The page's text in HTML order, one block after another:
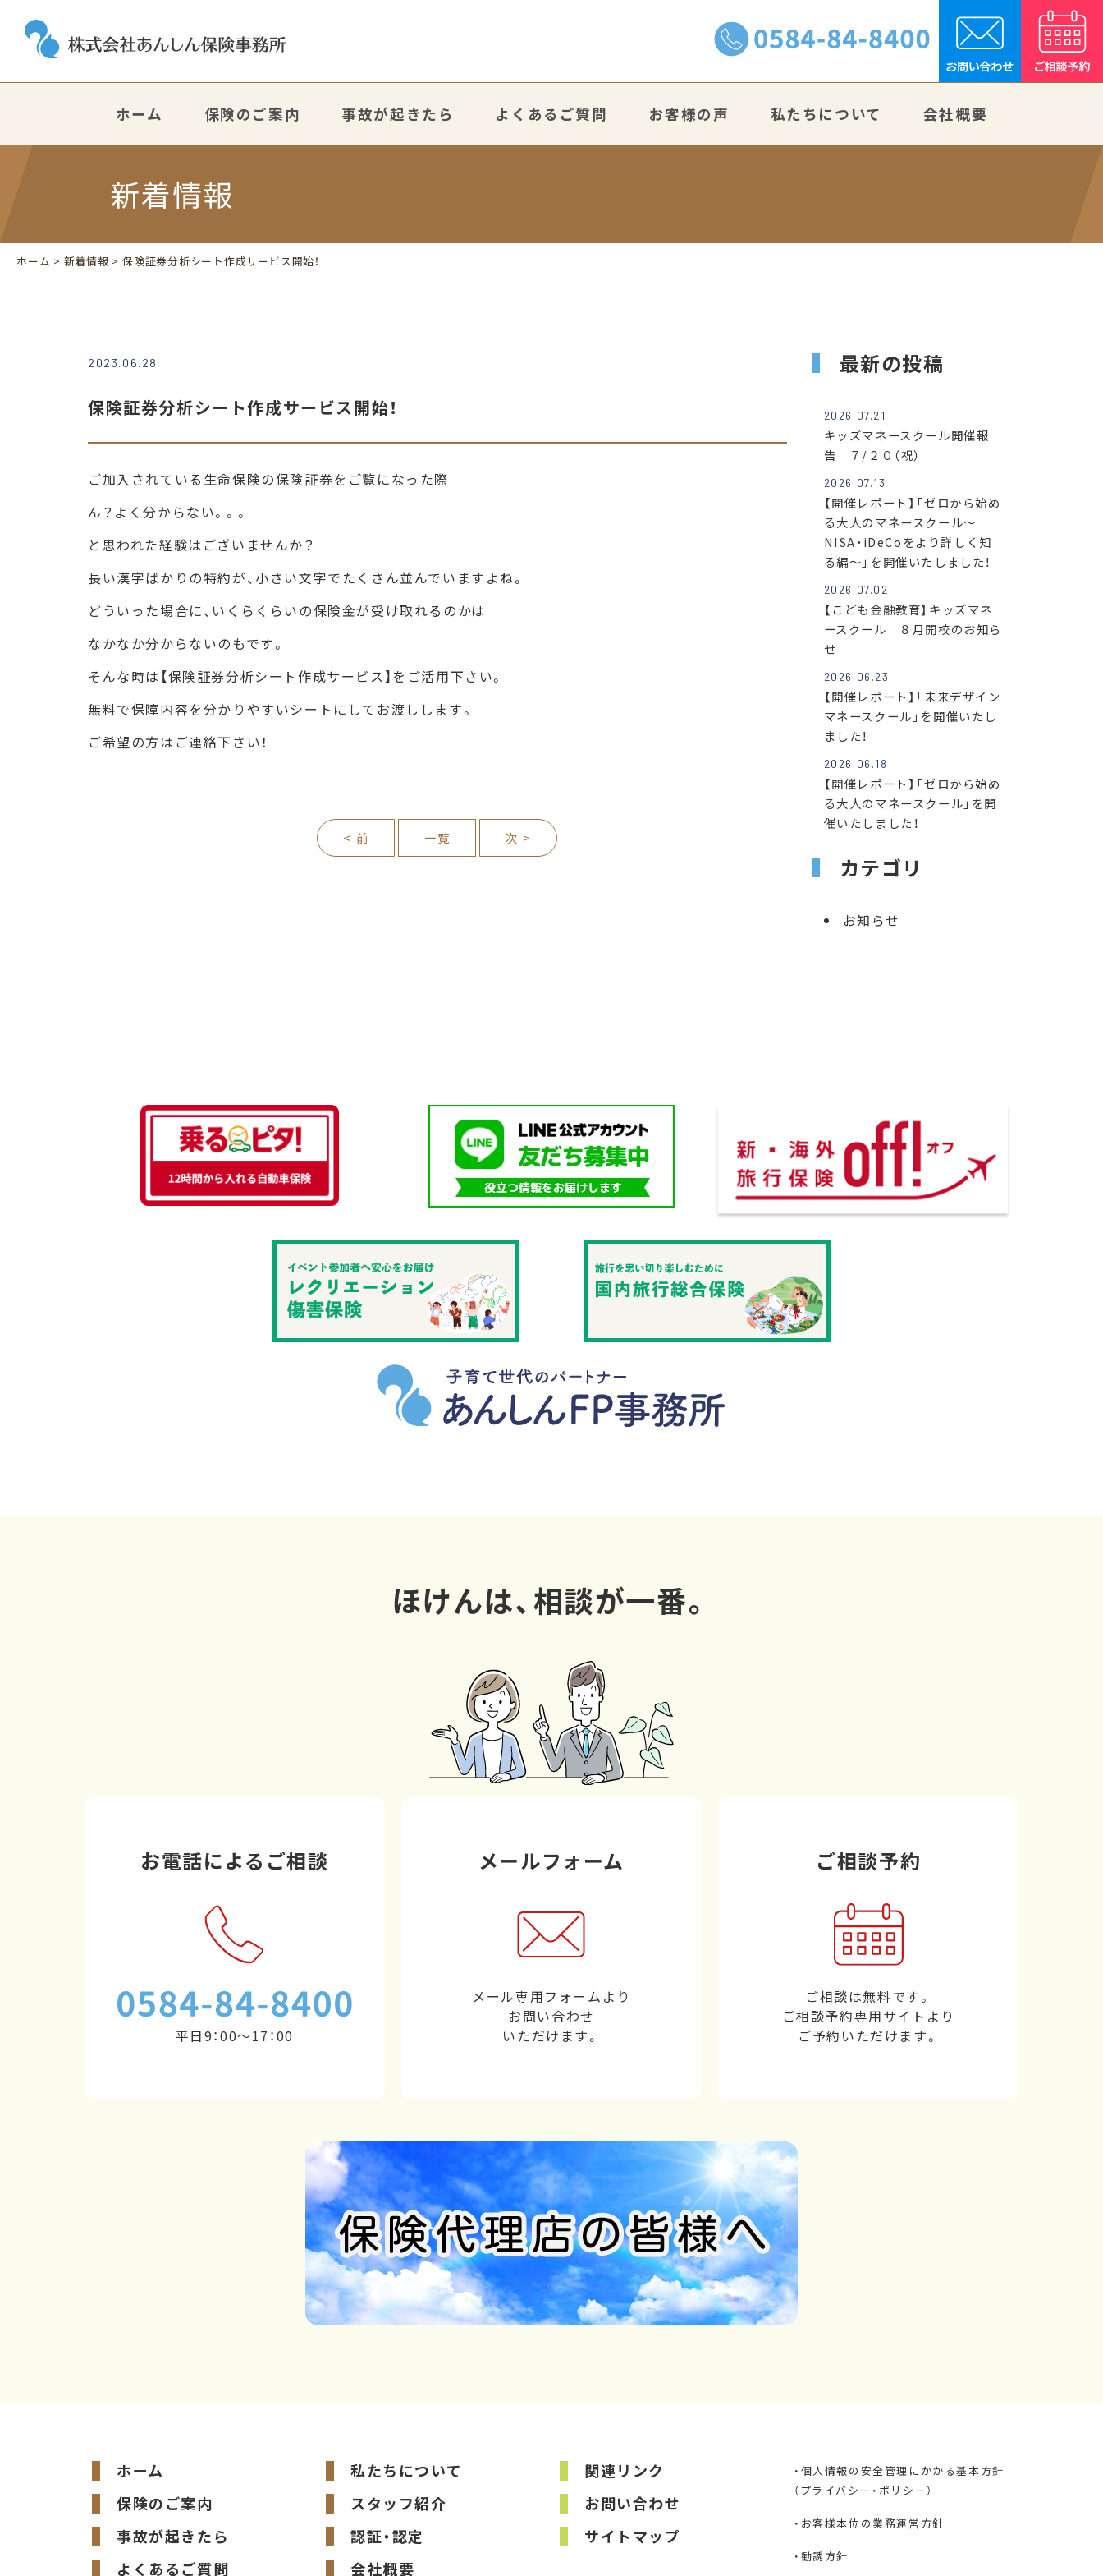
ホーム 保険のご案内 事故が起きたら よくあるご質問 お客様の声 私たちについて 会社概要
新着情報
ホーム > 新着情報 > 保険証券分析シート作成サービス開始！
2023.06.28
保険証券分析シート作成サービス開始！
ご加入されている生命保険の保険証券をご覧になった際
ん？よく分からない。。。
と思われた経験はございませんか？
長い漢字ばかりの特約が、小さい文字でたくさん並んでいますよね。
どういった場合に、いくらくらいの保険金が受け取れるのかは
なかなか分からないのもです。
そんな時は【保険証券分析シート作成サービス】をご活用下さい。
無料で保障内容を分かりやすいシートにしてお渡しします。
ご希望の方はご連絡下さい！
< 前 一覧 次 >
最新の投稿
2026.07.21
キッズマネースクール開催報
告 ７/２０（祝）
2026.07.13
【開催レポート】「ゼロから始め
る大人のマネースクール～
NISA・iDeCoをより詳しく知
る編～」を開催いたしました！
2026.07.02
【こども金融教育】キッズマネ
ースクール ８月開校のお知ら
せ
2026.06.23
【開催レポート】「未来デザイン
マネースクール」を開催いたし
ました！
2026.06.18
【開催レポート】「ゼロから始め
る大人のマネースクール」を開
催いたしました！
カテゴリ
お知らせ
ほけんは、相談が一番。
お電話によるご相談
平日9：00～17：00
メールフォーム
メール専用フォームより
お問い合わせ
いただけます。
ご相談予約
ご相談は無料です。
ご相談予約専用サイトより
ご予約いただけます。
ホーム
保険のご案内
事故が起きたら
よくあるご質問
私たちについて
スタッフ紹介
認証・認定
会社概要
関連リンク
お問い合わせ
サイトマップ
・個人情報の安全管理にかかる基本方針
（プライバシー・ポリシー）
・お客様本位の業務運営方針
・勧誘方針